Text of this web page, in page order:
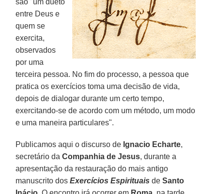
entre Deus e
quem se
exercita,
observados
por uma
terceira pessoa. No fim do processo, a pessoa que
pratica os exercícios toma uma decisão de vida,
depois de dialogar durante um certo tempo,
exercitando-se de acordo com um método, um modo
e uma maneira particulares".
Publicamos aqui o discurso de Ignacio Echarte,
secretário daCompanhia de Jesus, durante a
apresentação da restauração do mais antigo
manuscrito dosExercícios Espirituais deSanto